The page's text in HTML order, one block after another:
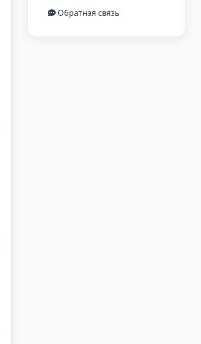
Обратная связь